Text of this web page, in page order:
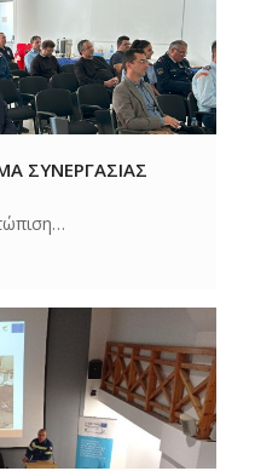
ΣΥΝΕΡΓΑΣΙΑΣ